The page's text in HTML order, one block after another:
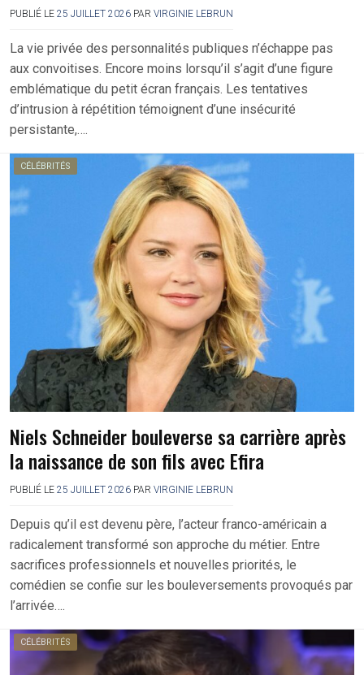
PUBLIÉ LE 25 JUILLET 2026 PAR VIRGINIE LEBRUN
La vie privée des personnalités publiques n’échappe pas
aux convoitises. Encore moins lorsqu’il s’agit d’une figure
emblématique du petit écran français. Les tentatives
d’intrusion à répétition témoignent d’une insécurité
persistante,….
CÉLÉBRITÉS
Niels Schneider bouleverse sa carrière après
la naissance de son fils avec Efira
PUBLIÉ LE 25 JUILLET 2026 PAR VIRGINIE LEBRUN
Depuis qu’il est devenu père, l’acteur franco-américain a
radicalement transformé son approche du métier. Entre
sacrifices professionnels et nouvelles priorités, le
comédien se confie sur les bouleversements provoqués par
l’arrivée….
CÉLÉBRITÉS